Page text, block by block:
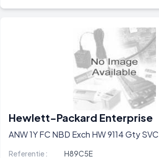
Hewlett-Packard Enterprise
ANW 1Y FC NBD Exch HW 9114 Gty SVC
Referentie :
H89C5E